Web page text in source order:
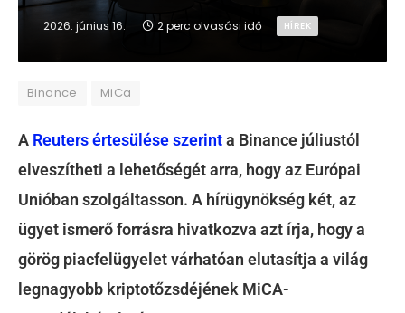
2026. június 16. 2 perc olvasási idő HÍREK
Binance MiCa
A Reuters értesülése szerinta Binance júliustól
elveszítheti a lehetőségét arra, hogy az Európai
Unióban szolgáltasson. A hírügynökség két, az
ügyet ismerő forrásra hivatkozva azt írja, hogy a
görög piacfelügyelet várhatóan elutasítja a világ
legnagyobb kriptotőzsdéjének MiCA-